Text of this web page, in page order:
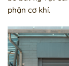
phận cơ khí.